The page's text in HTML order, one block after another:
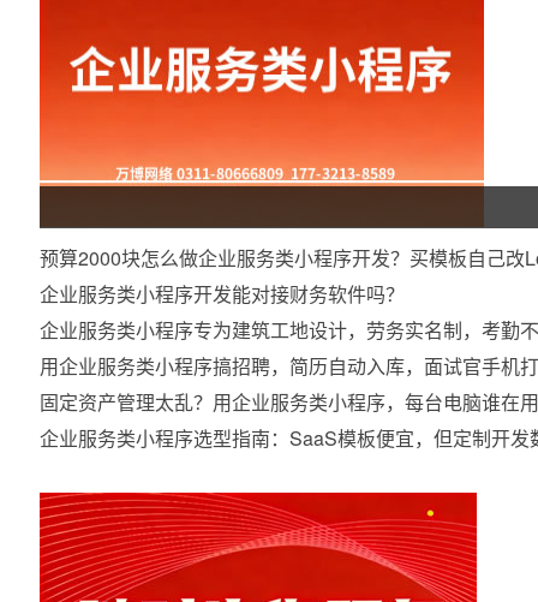
预算2000块怎么做企业服务类小程序开发？买模板自己改
企业服务类小程序开发能对接财务软件吗？
企业服务类小程序专为建筑工地设计，劳务实名制，考勤
用企业服务类小程序搞招聘，简历自动入库，面试官手机
固定资产管理太乱？用企业服务类小程序，每台电脑谁在
企业服务类小程序选型指南：SaaS模板便宜，但定制开发